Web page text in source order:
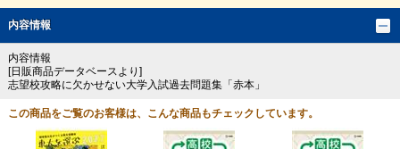
内容情報
内容情報
[日販商品データベースより]
志望校攻略に欠かせない大学入試過去問題集「赤本」
この商品をご覧のお客様は、こんな商品もチェックしています。